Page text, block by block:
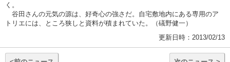
く。
谷田さんの元気の源は、好奇心の強さだ。自宅敷地内にある専用のア
トリエには、ところ狭しと資料が積まれていた。（礒野健一）
更新日時：2013/02/13